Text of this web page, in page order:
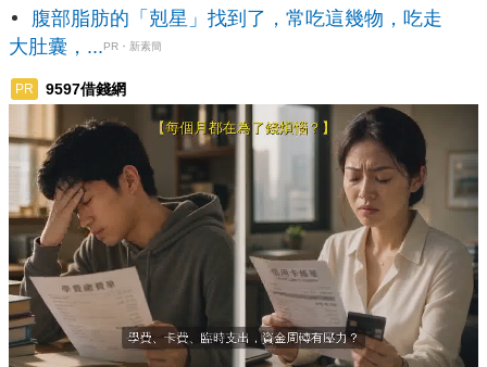
腹部脂肪的「剋星」找到了，常吃這幾物，吃走
大肚囊，...PR・新素簡
PR 9597借錢網